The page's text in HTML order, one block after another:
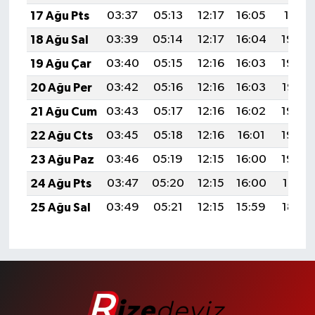
17 Ağu Pts
03:37 05:13 12:17 16:05
19:11
18 Ağu Sal
03:39 05:14 12:17 16:04
19:09
19 Ağu Çar
03:40 05:15 12:16 16:03
19:08
20 Ağu Per
03:42 05:16 12:16 16:03
19:07
21 Ağu Cum
03:43 05:17 12:16 16:02
19:05
22 Ağu Cts
03:45 05:18 12:16 16:01
19:04
23 Ağu Paz
03:46 05:19 12:15 16:00
19:02
24 Ağu Pts
03:47 05:20 12:15 16:00
19:01
25 Ağu Sal
03:49 05:21 12:15 15:59 18:59